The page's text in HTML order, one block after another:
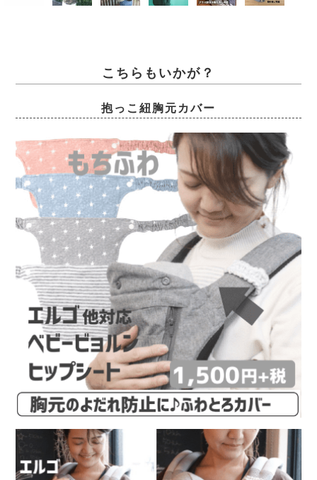
こちらもいかが？
抱っこ紐胸元カバー